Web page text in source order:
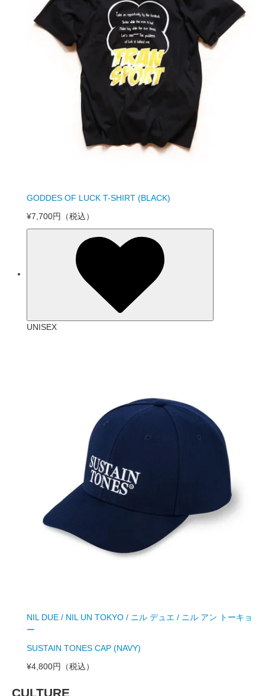
GODDES OF LUCK T-SHIRT (BLACK)
¥7,700円
（税込）
UNISEX
NIL DUE / NIL UN TOKYO / ニル デュエ / ニル アン トーキョ
ー
SUSTAIN TONES CAP (NAVY)
¥4,800円
（税込）
CULTURE